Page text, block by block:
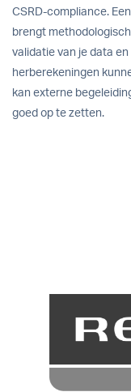
CSRD-compliance.
brengt
validatie van je data
herberekeningen
kan externe
goed op te zetten.